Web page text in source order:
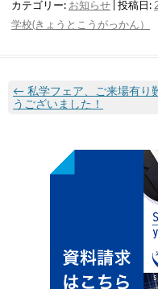
カテゴリー: お知らせ | 投稿日:
学校(きょうとこうがっかん）
← 私学フェア、ご来場有り
うございました！